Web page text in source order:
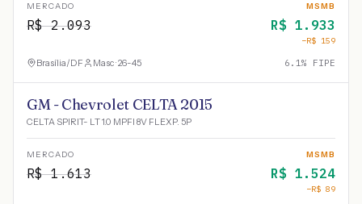
MERCADO
R$2.093
MSMB
R$ 1.933
−R$ 159
Brasília/DF Masc · 26-45 6.1% FIPE
GM - Chevrolet CELTA 2015
CELTA SPIRIT- LT 1.0 MPFI 8V FLEXP. 5P
MERCADO
R$1.613
MSMB
R$ 1.524
−R$ 89